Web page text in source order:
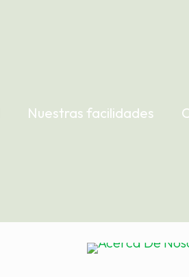
Nuestras facilidades